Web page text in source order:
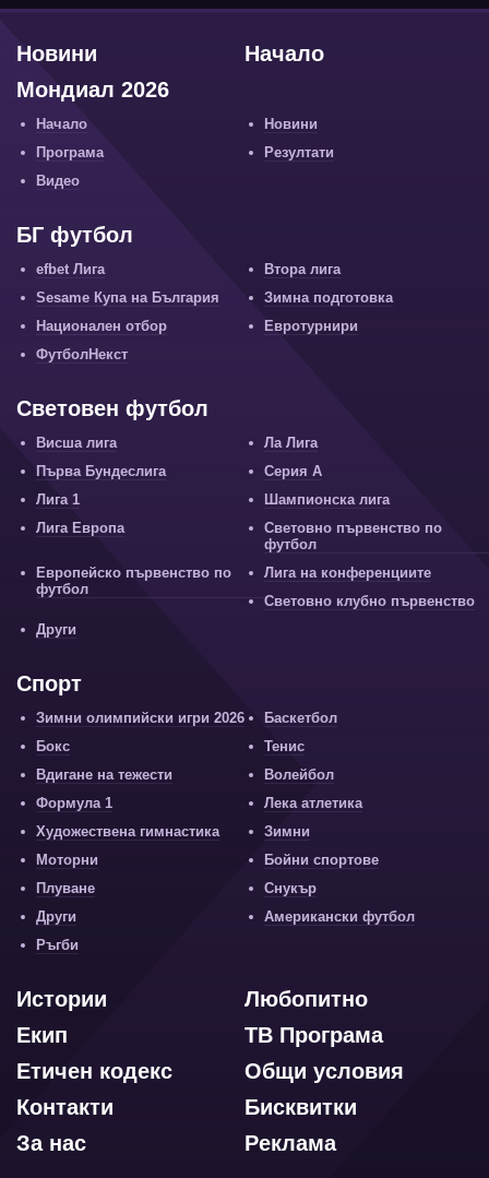
Начало
Новини
Мондиал 2026
Начало
Новини
Програма
Резултати
Видео
БГ футбол
efbet Лига
Втора лига
Sesame Купа на България
Зимна подготовка
Национален отбор
Евротурнири
ФутболНекст
Световен футбол
Висша лига
Ла Лига
Първа Бундеслига
Серия А
Лига 1
Шампионска лига
Лига Европа
Световно първенство по
футбол
Европейско първенство по
футбол
Лига на конференциите
Световно клубно първенство
Други
Спорт
Зимни олимпийски игри 2026
Баскетбол
Бокс
Тенис
Вдигане на тежести
Волейбол
Формула 1
Лека атлетика
Художествена гимнастика
Зимни
Моторни
Бойни спортове
Плуване
Снукър
Други
Американски футбол
Ръгби
Любопитно
Истории
ТВ Програма
Екип
Общи условия
Етичен кодекс
Бисквитки
Контакти
Реклама
За нас